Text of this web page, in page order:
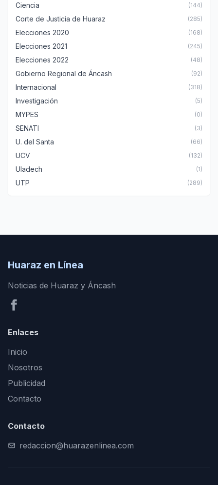
Ciencia (144)
Corte de Justicia de Huaraz (285)
Elecciones 2020 (168)
Elecciones 2021 (245)
Elecciones 2022 (48)
Gobierno Regional de Áncash (92)
Internacional (318)
Investigación (5)
MYPES (0)
SENATI (3)
U. del Santa (66)
UCV (132)
Uladech (1)
UTP (289)
Huaraz en Línea
Noticias de Huaraz y Áncash
Enlaces
Inicio
Nosotros
Publicidad
Contacto
Contacto
redaccion@huarazenlinea.com